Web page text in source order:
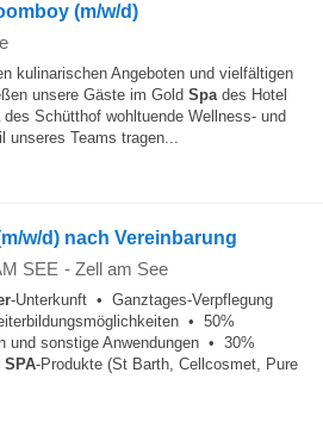
(m/w/d)
kulinarischen Angeboten und vielfältigen
unsere Gäste im Gold Spades Hotel
des Schütthof wohltuende Wellness- und
unseres Teams tragen...
w/d) nach Vereinbarung
SEE - Zell am See
-Unterkunft • Ganztages-Verpflegung
• 50%
und sonstige Anwendungen • 30%
SPA-Produkte (St Barth, Cellcosmet, Pure